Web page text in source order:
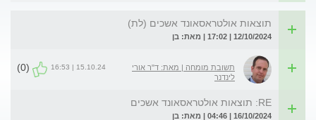
תוצאות אולטראסאונד אשכים (לת)
12/10/2024 | 17:02 | מאת: בן
תשובת מומחה | מאת: ד"ר אורי
לינדנר
15.10.24 | 16:53
(0)
RE: תוצאות אולטראסאונד אשכים
16/10/2024 | 04:46 | מאת: בן